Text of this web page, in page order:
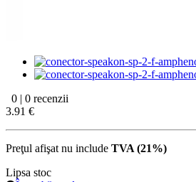
0 | 0 recenzii
3.91 €
Preţul afişat nu include TVA (21%)
Lipsa stoc